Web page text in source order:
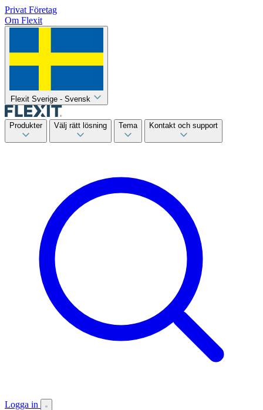
Privat Företag
Om Flexit
Flexit Sverige - Svensk
Produkter Välj rätt lösning Tema Kontakt och support
Logga in